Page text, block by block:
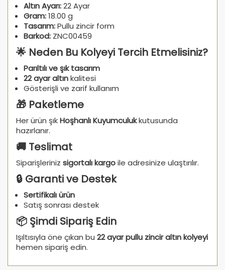
Altın Ayarı:22 Ayar
Gram:18.00 g
Tasarım:Pullu zincir form
Barkod: ZNC00459
🌟 Neden Bu Kolyeyi Tercih Etmelisiniz?
Parıltılı ve şık tasarım
22 ayar altınkalitesi
Gösterişli ve zarif kullanım
🎁 Paketleme
Her ürün şıkHoşhanlı Kuyumculukkutusunda
hazırlanır.
🚚 Teslimat
Siparişleriniz sigortalı kargoile adresinize ulaştırılır.
🔒 Garanti ve Destek
Sertifikalı ürün
Satış sonrası destek
📦 Şimdi Sipariş Edin
Işıltısıyla öne çıkan bu 22 ayar pullu zincir altın kolyeyi
hemen sipariş edin.